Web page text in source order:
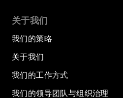
关于我们
我们的策略
关于我们
我们的工作方式
我们的领导团队与组织治理